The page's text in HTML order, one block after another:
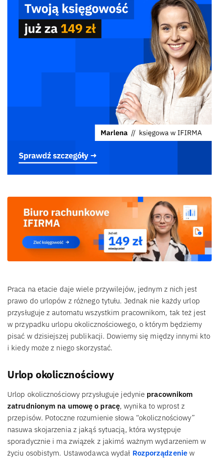
Praca na etacie daje wiele przywilejów, jednym z nich jest
prawo do urlopów z różnego tytułu. Jednak nie każdy urlop
przysługuje z automatu wszystkim pracownikom, tak też jest
w przypadku urlopu okolicznościowego, o którym będziemy
pisać w dzisiejszej publikacji. Dowiemy się między innymi kto
i kiedy może z niego skorzystać.
Urlop okolicznościowy
Urlop okolicznościowy przysługuje jedynie pracownikom
zatrudnionym na umowę o pracę, wynika to wprost z
przepisów. Potoczne rozumienie słowa “okolicznościowy”
nasuwa skojarzenia z jakąś sytuacją, która występuje
sporadycznie i ma związek z jakimś ważnym wydarzeniem w
życiu osobistym. Ustawodawca wydał Rozporządzeniew